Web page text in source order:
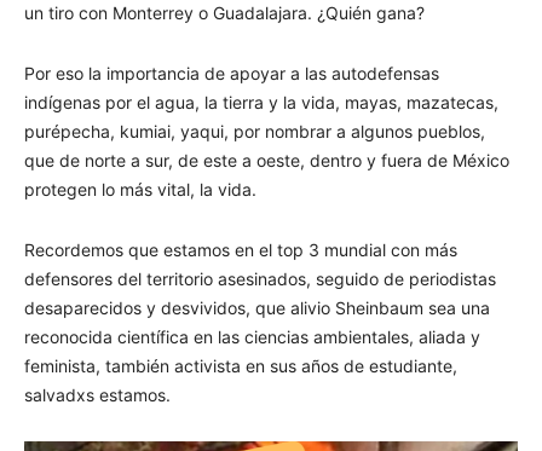
un tiro con Monterrey o Guadalajara. ¿Quién gana?
Por eso la importancia de apoyar a las autodefensas
indígenas por el agua, la tierra y la vida, mayas, mazatecas,
purépecha, kumiai, yaqui, por nombrar a algunos pueblos,
que de norte a sur, de este a oeste, dentro y fuera de México
protegen lo más vital, la vida.
Recordemos que estamos en el top 3 mundial con más
defensores del territorio asesinados, seguido de periodistas
desaparecidos y desvividos, que alivio Sheinbaum sea una
reconocida científica en las ciencias ambientales, aliada y
feminista, también activista en sus años de estudiante,
salvadxs estamos.